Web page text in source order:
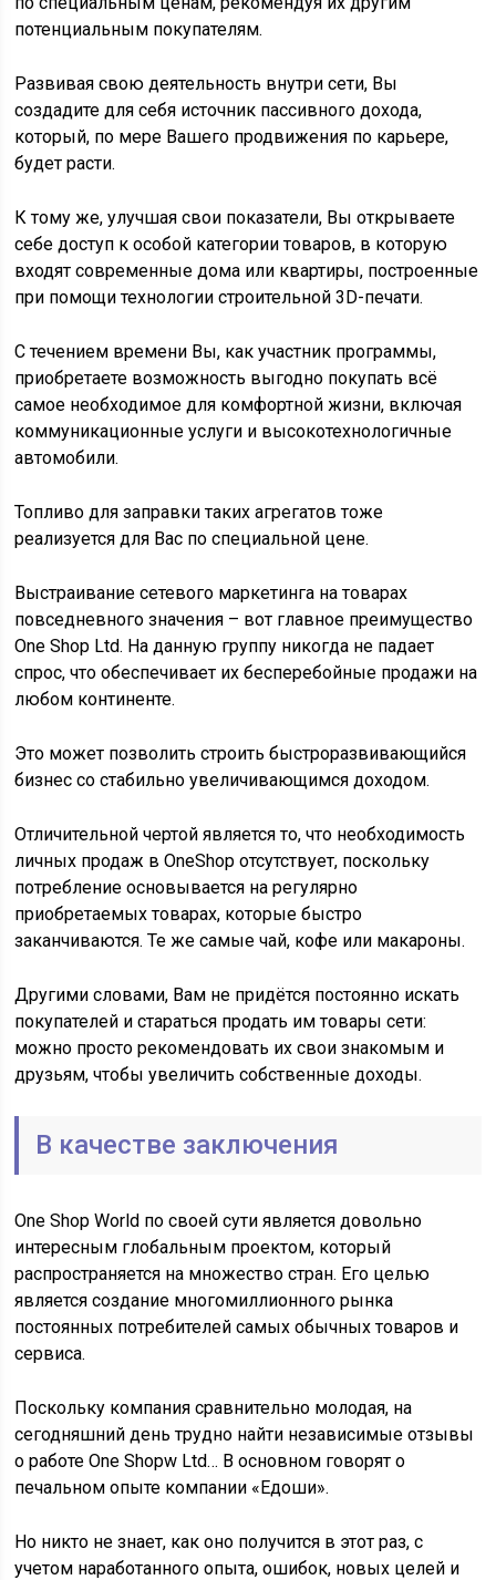
потенциальным покупателям.
Развивая свою деятельность внутри сети, Вы
создадите для себя источник пассивного дохода,
который, по мере Вашего продвижения по карьере,
будет расти.
К тому же, улучшая свои показатели, Вы открываете
себе доступ к особой категории товаров, в которую
входят современные дома или квартиры, построенные
при помощи технологии строительной 3D-печати.
С течением времени Вы, как участник программы,
приобретаете возможность выгодно покупать всё
самое необходимое для комфортной жизни, включая
коммуникационные услуги и высокотехнологичные
автомобили.
Топливо для заправки таких агрегатов тоже
реализуется для Вас по специальной цене.
Выстраивание сетевого маркетинга на товарах
повседневного значения – вот главное преимущество
One Shop Ltd. На данную группу никогда не падает
спрос, что обеспечивает их бесперебойные продажи на
любом континенте.
Это может позволить строить быстроразвивающийся
бизнес со стабильно увеличивающимся доходом.
Отличительной чертой является то, что необходимость
личных продаж в OneShop отсутствует, поскольку
потребление основывается на регулярно
приобретаемых товарах, которые быстро
заканчиваются. Те же самые чай, кофе или макароны.
Другими словами, Вам не придётся постоянно искать
покупателей и стараться продать им товары сети:
можно просто рекомендовать их свои знакомым и
друзьям, чтобы увеличить собственные доходы.
В качестве заключения
One Shop World по своей сути является довольно
интересным глобальным проектом, который
распространяется на множество стран. Его целью
является создание многомиллионного рынка
постоянных потребителей самых обычных товаров и
сервиса.
Поскольку компания сравнительно молодая, на
сегодняшний день трудно найти независимые отзывы
о работе One Shopw Ltd… В основном говорят о
печальном опыте компании «Едоши».
Но никто не знает, как оно получится в этот раз, с
учетом наработанного опыта, ошибок, новых целей и